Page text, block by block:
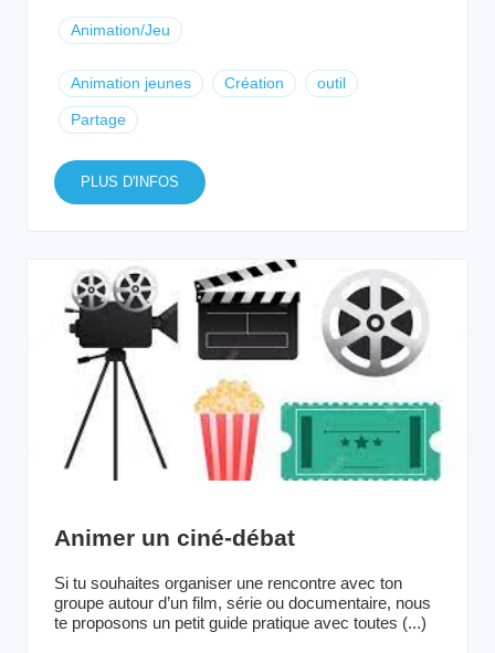
Animation/Jeu
Animation jeunes Création outil
Partage
PLUS D'INFOS
Animer un ciné-débat
Si tu souhaites organiser une rencontre avec ton
groupe autour d’un film, série ou documentaire, nous
te proposons un petit guide pratique avec toutes (...)